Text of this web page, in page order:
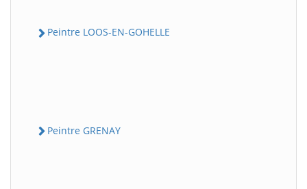
Peintre LOOS-EN-GOHELLE
Peintre GRENAY